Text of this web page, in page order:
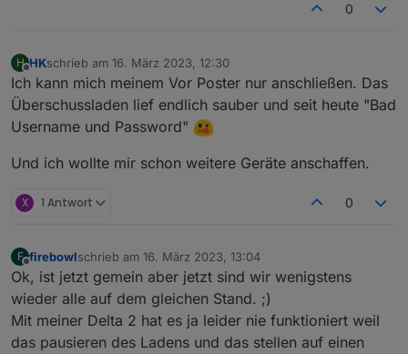
0
H
Offline
HKschrieb am 16. März 2023, 12:30
zuletzt editiert von
Ich kann mich meinem Vor Poster nur anschließen. Das
Überschussladen lief endlich sauber und seit heute "Bad
Username und Password"
Und ich wollte mir schon weitere Geräte anschaffen.
X 1 Antwort 0
F
Offline
firebowlschrieb am 16. März 2023, 13:04
zuletzt editiert von
Ok, ist jetzt gemein aber jetzt sind wir wenigstens
wieder alle auf dem gleichen Stand. ;)
Mit meiner Delta 2 hat es ja leider nie funktioniert weil
das pausieren des Ladens und das stellen auf einen